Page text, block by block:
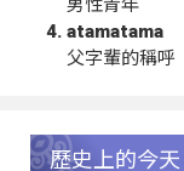
男性青年
atamatama
父字輩的稱呼
歷史上的今天